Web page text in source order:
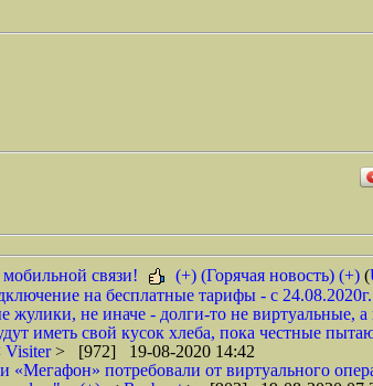
связи! (+) (Горячая новость) (+) (
на бесплатные тарифы - с
жулики, не иначе - долги-то не виртуальные,
иметь свой кусок хлеба, пока честные
Visiter> [972] 19-08-2020 14:42
потребовали от виртуального